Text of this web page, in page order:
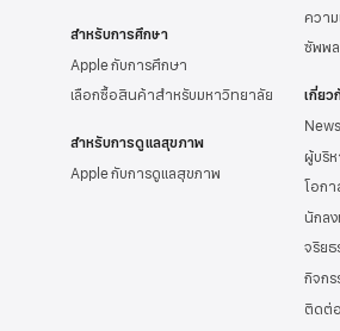
สำหรับการศึกษา
Apple กับการศึกษา
เลือกซื้อสินค้าสำหรับมหาวิทยาลัย
สำหรับการดูแลสุขภาพ
Apple กับการดูแลสุขภาพ
ควา
ซัพพ
เกี่ย
ผู้บริ
โอก
นักล
จริย
กิจกร
ติดต่